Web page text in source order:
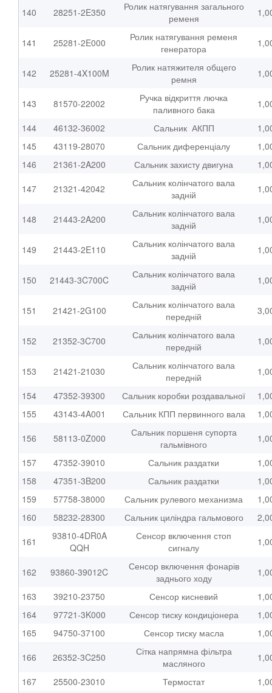
140
28251-2E350
Ролик натягування загального
ременя
141 25281-2E000
Ролик натягування ременя
генератора
142 25281-4X100M
Ролик натяжителя общего
ремня
143 81570-22002
Ручка відкриття лючка
паливного бака
144
46132-36002 Сальник АКПП
145
43119-28070 Сальник диференціалу
146
21361-2A200 Сальник захисту двигуна
147
21321-42042
Сальник колінчатого вала
задній
148 21443-2A200
Сальник колінчатого вала
задній
149 21443-2E110
Сальник колінчатого вала
задній
150 21443-3C700C
Сальник колінчатого вала
задній
151 21421-2G100
Сальник колінчатого вала
передній
152 21352-3C700
Сальник колінчатого вала
передній
153 21421-21030
Сальник колінчатого вала
передній
154
47352-39300 Сальник коробки роздавальної
155
43143-4A001 Сальник КПП первинного вала
156
58113-0Z000
Сальник поршеня супорта
гальмівного
157
47352-39010 Сальник раздатки
158
47351-3B200 Сальник раздатки
159
57758-38000 Сальник рулевого механизма
160
58232-28300 Сальник циліндра гальмового
161
93810-4DR0A
QQH
Сенсор включення стоп
сигналу
162 93860-39012C
Сенсор включення фонарів
заднього ходу
163
39210-23750 Сенсор кисневий
164
97721-3K000 Сенсор тиску кондиціонера
165
94750-37100 Сенсор тиску масла
166
26352-3C250
Сітка напрямна фільтра
масляного
167
25500-23010 Термостат